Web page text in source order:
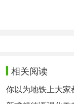
+ Punkt elf.
* Wann gehst
+ Kurz vor elf.
相关阅读
你以为地铁上大家